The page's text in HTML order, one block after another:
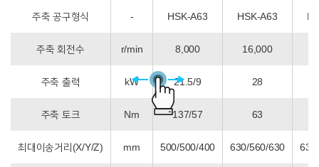
주축 공구형식 - HSK-A63 HSK-A63
주축 회전수 r/min 8,000 16,000
주축 출력 kW 21.5/9 28
주축 토크 Nm 137/57 63
최대이송거리(X/Y/Z) mm 500/500/400 630/560/630